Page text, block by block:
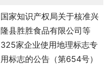
国家知识产权局关于核准兴
隆县胜胜食品有限公司等
325家企业使用地理标志专
用标志的公告（第654号）